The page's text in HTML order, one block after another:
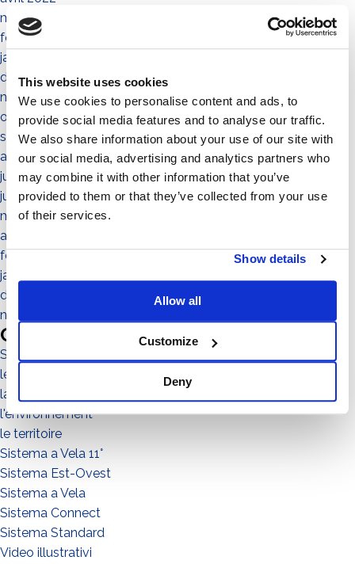
This website uses cookies
We use cookies to personalise content and ads, to
provide social media features and to analyse our traffic.
We also share information about your use of our site with
our social media, advertising and analytics partners who
may combine it with other information that you’ve
provided to them or that they’ve collected from your use
of their services.
Show details
Allow all
Customize
Deny
mars 2022
février 2022
janvier 2022
décembre 2021
novembre 2021
octobre 2021
septembre 2021
août 2021
juillet 2021
juin 2021
mai 2021
avril 2021
février 2021
janvier 2021
décembre 2020
novembre 2020
Categories
Sistema No-Flex
les personnes
la communauté
l'environnement
le territoire
Sistema a Vela 11°
Sistema Est-Ovest
Sistema a Vela
Sistema Connect
Sistema Standard
Video illustrativi